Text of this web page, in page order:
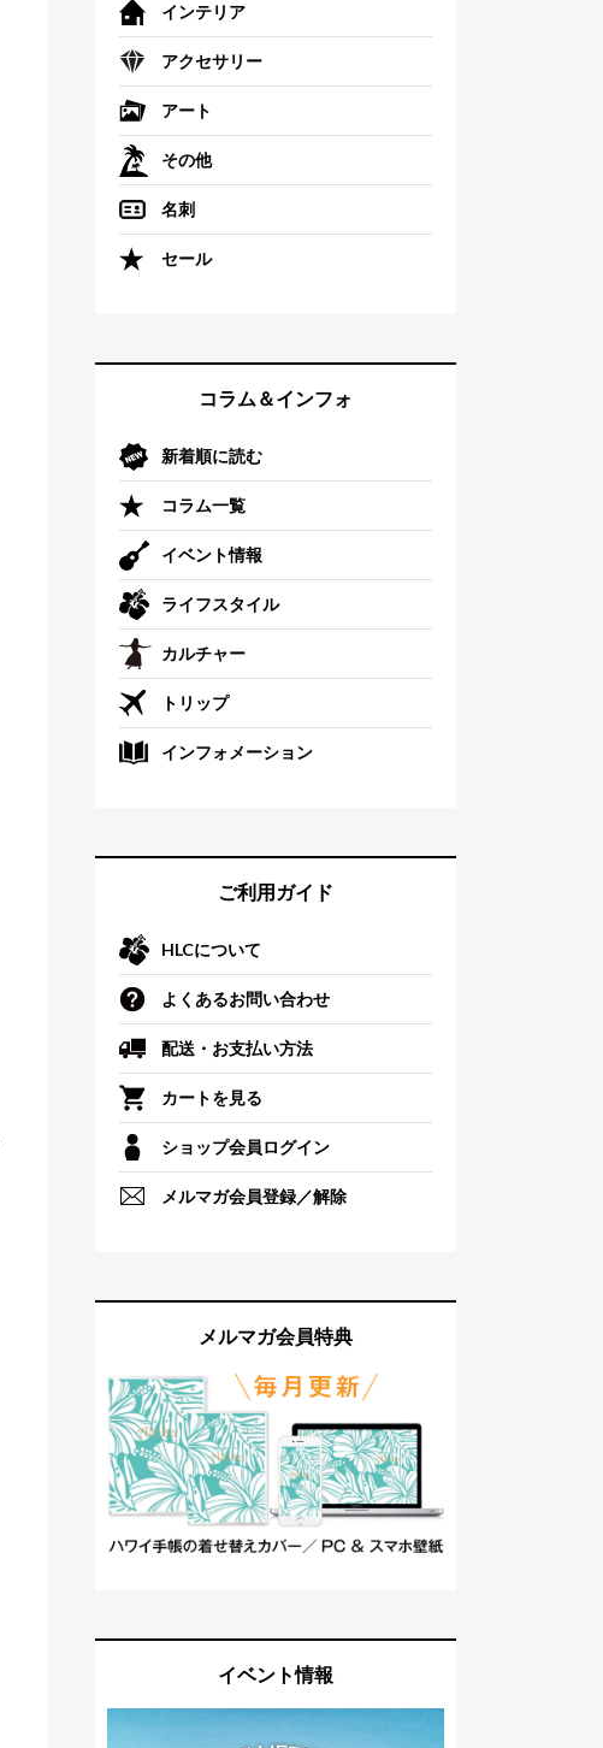
インテリア
アクセサリー
アート
その他
名刺
セール
コラム＆インフォ
新着順に読む
コラム一覧
イベント情報
ライフスタイル
カルチャー
トリップ
インフォメーション
ご利用ガイド
HLCについて
よくあるお問い合わせ
配送・お支払い方法
カートを見る
ショップ会員ログイン
メルマガ会員登録／解除
メルマガ会員特典
イベント情報